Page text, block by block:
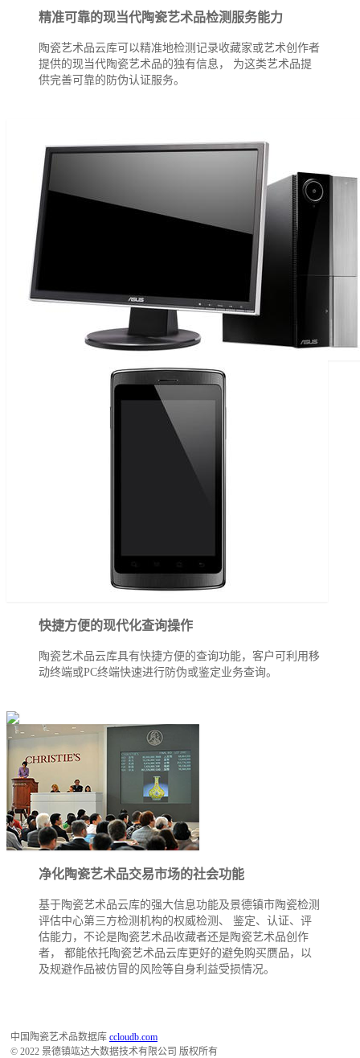
精准可靠的现当代陶瓷艺术品检测服务能力
陶瓷艺术品云库可以精准地检测记录收藏家或艺术创作者
提供的现当代陶瓷艺术品的独有信息， 为这类艺术品提
供完善可靠的防伪认证服务。
快捷方便的现代化查询操作
陶瓷艺术品云库具有快捷方便的查询功能，客户可利用移
动终端或PC终端快速进行防伪或鉴定业务查询。
净化陶瓷艺术品交易市场的社会功能
基于陶瓷艺术品云库的强大信息功能及景德镇市陶瓷检测
评估中心第三方检测机构的权威检测、 鉴定、认证、评
估能力，不论是陶瓷艺术品收藏者还是陶瓷艺术品创作
者， 都能依托陶瓷艺术品云库更好的避免购买赝品，以
及规避作品被仿冒的风险等自身利益受损情况。
中国陶瓷艺术品数据库 ccloudb.com
© 2022 景德镇竑达大数据技术有限公司 版权所有